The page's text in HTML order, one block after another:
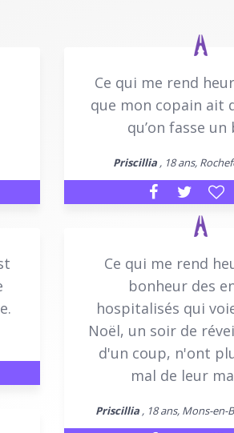
Ce qui me rend
que mon copain ait
qu’on fasse un
Priscillia , 18 ans,
Ce qui me rend
bonheur des
hospitalisés qui
Noël, un soir de
d'un coup, n'ont
mal de leur
Priscillia , 18 ans, Mons-en-